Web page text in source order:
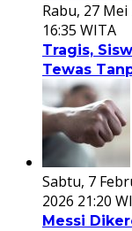
Rabu, 27 Mei
16:35 WITA
Tragis,
Tewas
Sabtu, 7
2026 21:20
Messi